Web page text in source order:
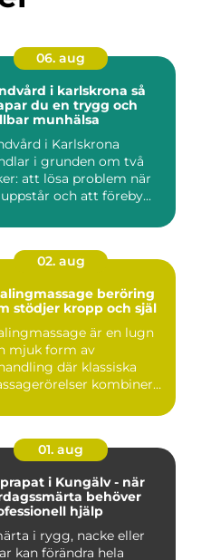
06. aug
i karlskrona så
du en trygg och
munhälsa
i Karlskrona
i grunden om två
att lösa problem när
och att föreby...
02. aug
beröring
stödjer kropp och själ
är en lugn
mjuk form av
där klassiska
kombineras
01. aug
i Kungälv - när
behöver
hjälp
i rygg, nacke eller
kan förändra hela